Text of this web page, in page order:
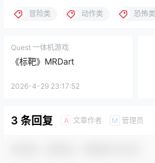
冒险类 动作类 恐怖类
Quest 一体机游戏
《标靶》MRDart
2026-4-29 23:17:52
3 条回复 A 文章作者 M 管理员